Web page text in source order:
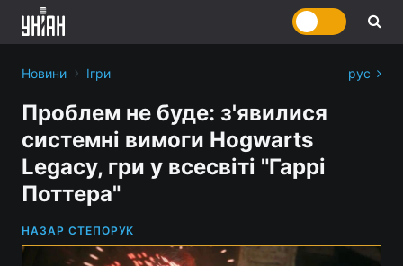
Новини › Ігри рус
Проблем не буде: з'явилися
системні вимоги Hogwarts
Legacy, гри у всесвіті "Гаррі
Поттера"
НАЗАР СТЕПОРУК